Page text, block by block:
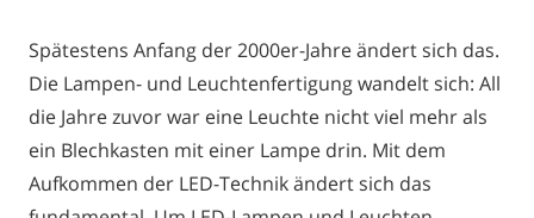
Spätestens Anfang der 2000er-Jahre ändert sich das.
Die Lampen- und Leuchtenfertigung wandelt sich: All
die Jahre zuvor war eine Leuchte nicht viel mehr als
ein Blechkasten mit einer Lampe drin. Mit dem
Aufkommen der LED-Technik ändert sich das